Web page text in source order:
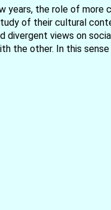
years, the role of more
of their cultural
divergent views on
the other. In this